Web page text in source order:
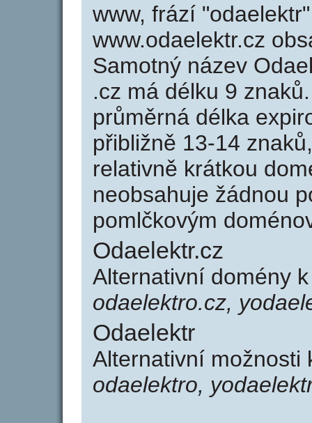
www, frází
www.odaelektr.cz
Samotný název
.cz má délku 9
průměrná délka
přibližně 13-14
relativně krátkou
neobsahuje žádnou
pomlčkovým
Odaelektr.cz
Alternativní domény
odaelektro.cz,
Odaelektr
Alternativní možnosti
odaelektro,